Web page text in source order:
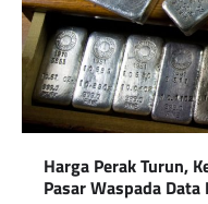
Harga Perak Turun,
Pasar Waspada